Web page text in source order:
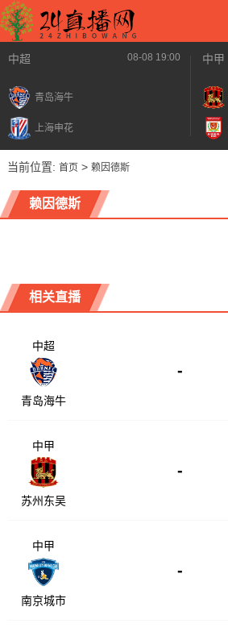
中超 08-08 19:00
青岛海牛
上海申花
中甲
当前位置: 首页> 赖因德斯
赖因德斯
相关直播
中超
青岛海牛
-
中甲
苏州东吴
-
中甲
南京城市
-